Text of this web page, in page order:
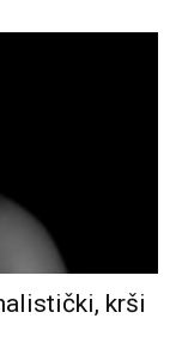
krši